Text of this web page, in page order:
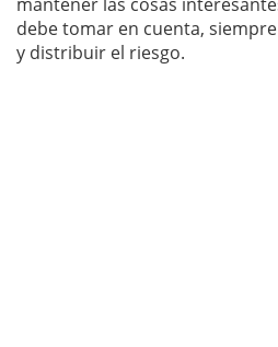
debe tomar en cuenta,
y distribuir el riesgo.